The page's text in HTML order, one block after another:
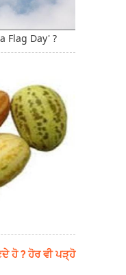
Flag Day' ?
ਹੋ ? ਹੋਰ ਵੀ ਪੜ੍ਹੋ